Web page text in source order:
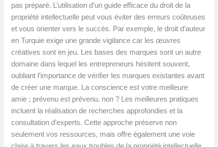
pas préparé. L’utilisation d’un guide efficace du droit de la
propriété intellectuelle peut vous éviter des erreurs coûteuses
et vous orienter vers le succès. Par exemple, le droit d’auteur
en Turquie exige une grande vigilance car les œuvres
créatives sont en jeu. Les bases des marques sont un autre
domaine dans lequel les entrepreneurs hésitent souvent,
oubliant l’importance de vérifier les marques existantes avant
de créer une marque. La conscience est votre meilleure
amie ; prévenu est prévenu, non ? Les meilleures pratiques
incluent la réalisation de recherches approfondies et la
consultation d’experts. Cette approche préserve non
seulement vos ressources, mais offre également une voie